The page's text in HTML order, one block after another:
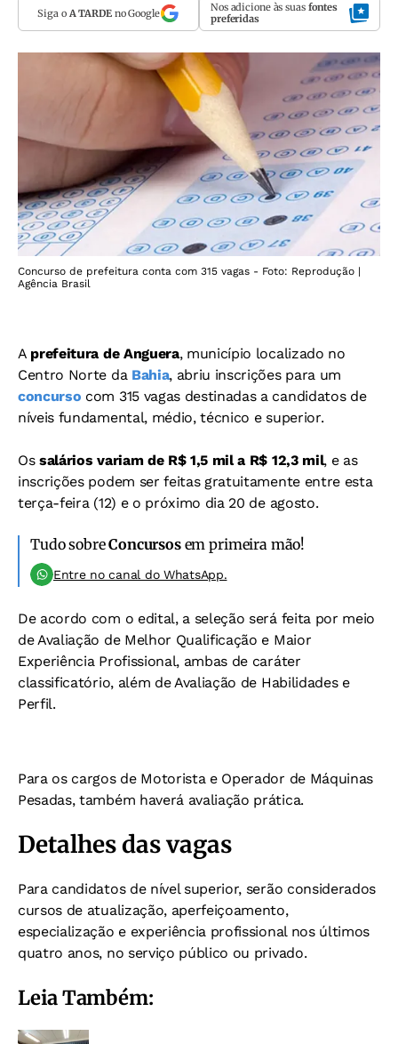
Siga o A TARDEno Google Nos adicione às suas fontes
preferidas
Concurso de prefeitura conta com 315 vagas - Foto: Reprodução |
Agência Brasil
A prefeitura de Anguera, município localizado no
Centro Norte da Bahia, abriu inscrições para um
concurso com 315 vagas destinadas a candidatos de
níveis fundamental, médio, técnico e superior.
Ossalários variam de R$ 1,5 mil a R$ 12,3 mil, e as
inscrições podem ser feitas gratuitamente entre esta
terça-feira (12) e o próximo dia 20 de agosto.
Tudo sobreConcursosem primeira mão!
Entre no canal do WhatsApp.
De acordo com o edital, a seleção será feita por meio
de Avaliação de Melhor Qualificação e Maior
Experiência Profissional, ambas de caráter
classificatório, além de Avaliação de Habilidades e
Perfil.
Para os cargos de Motorista e Operador de Máquinas
Pesadas, também haverá avaliação prática.
Detalhes das vagas
Para candidatos de nível superior, serão considerados
cursos de atualização, aperfeiçoamento,
especialização e experiência profissional nos últimos
quatro anos, no serviço público ou privado.
Leia Também: